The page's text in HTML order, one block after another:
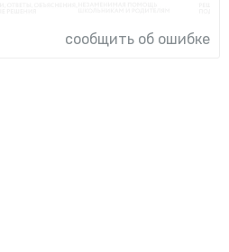
сообщить об ошибке